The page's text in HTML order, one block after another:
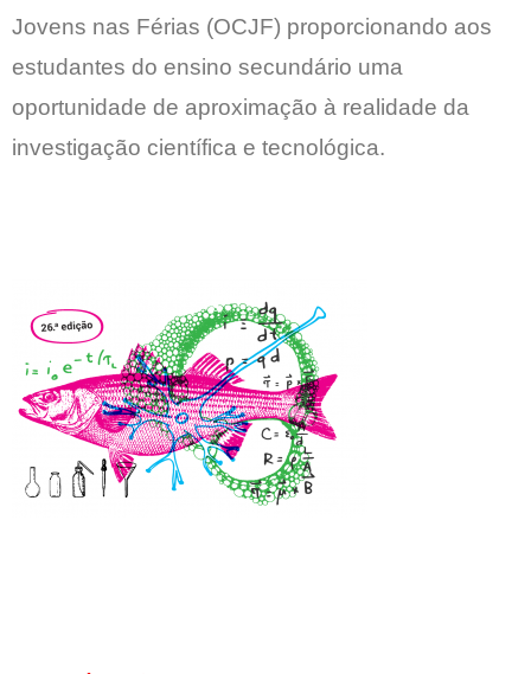
Jovens nas Férias (OCJF) proporcionando aos
estudantes do ensino secundário uma
oportunidade de aproximação à realidade da
investigação científica e tecnológica.